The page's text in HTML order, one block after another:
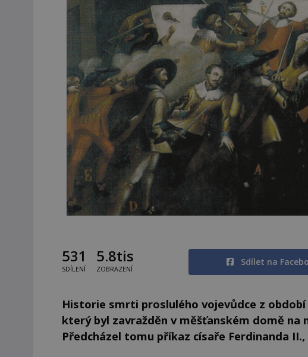
531
SDÍLENÍ
5.8tis
ZOBRAZENÍ
Sdílet na
Historie smrti proslulého vojevůdce z
který byl zavražděn v měšťanském domě na
Předcházel tomu příkaz císaře Ferdinanda